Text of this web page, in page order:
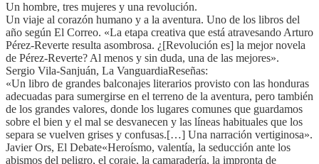
Un hombre, tres mujeres y una revolución.
Un viaje al corazón humano y a la aventura. Uno de los libros del
año según El Correo. «La etapa creativa que está atravesando Arturo
Pérez-Reverte resulta asombrosa. ¿[Revolución es] la mejor novela
de Pérez-Reverte? Al menos y sin duda, una de las mejores».
Sergio Vila-Sanjuán, La VanguardiaReseñas:
«Un libro de grandes balconajes literarios provisto con las honduras
adecuadas para sumergirse en el terreno de la aventura, pero también
de los grandes valores, donde los lugares comunes que guardamos
sobre el bien y el mal se desvanecen y las líneas habituales que los
separa se vuelven grises y confusas.[…] Una narración vertiginosa».
Javier Ors, El Debate«Heroísmo, valentía, la seducción ante los
abismos del peligro, el coraje, la camaradería, la impronta de